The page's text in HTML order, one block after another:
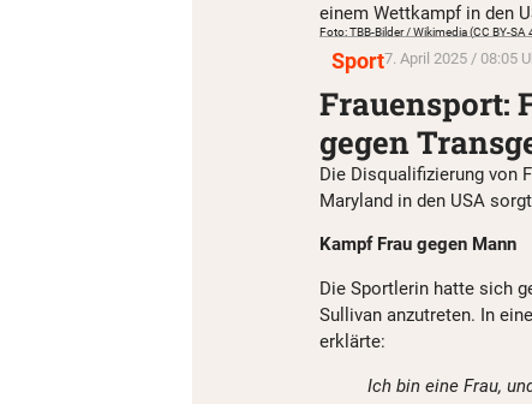
einem Wettkampf in den
Foto: TBB-Bilder / Wikimedia (CC BY-SA
Sport7. April 2025 / 08:05
Frauensport:
gegen
Die Disqualifizierung von
Maryland in den USA
Kampf Frau gegen Mann
Die Sportlerin hatte sich
Sullivan anzutreten. In
erklärte:
Ich bin eine Frau,